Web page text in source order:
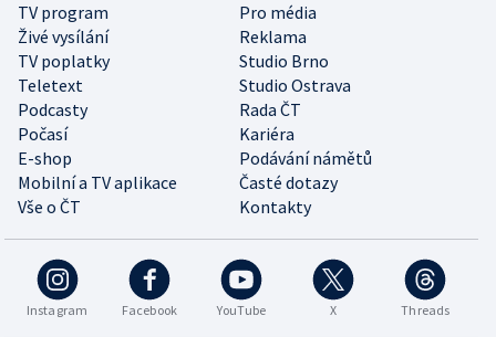
TV program
Pro média
Živé vysílání
Reklama
TV poplatky
Studio Brno
Teletext
Studio Ostrava
Podcasty
Rada ČT
Počasí
Kariéra
E-shop
Podávání námětů
Mobilní a TV aplikace
Časté dotazy
Vše o ČT
Kontakty
Instagram Facebook YouTube X Threads